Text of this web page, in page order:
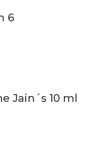
6
Jain´s 10 ml